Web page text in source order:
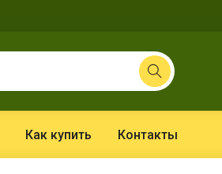
Как купить Контакты